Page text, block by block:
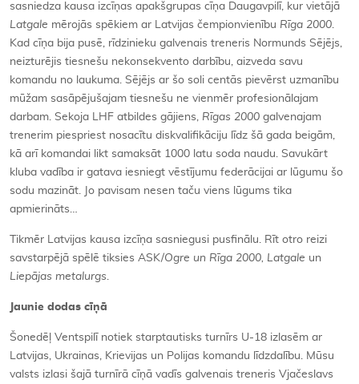
sasniedza kausa izcīņas apakšgrupas cīņa Daugavpilī, kur vietājā
Latgale mērojās spēkiem ar Latvijas čempionvienību Rīga 2000.
Kad cīņa bija pusē, rīdzinieku galvenais treneris Normunds Sējējs,
neizturējis tiesnešu nekonsekvento darbību, aizveda savu
komandu no laukuma. Sējējs ar šo soli centās pievērst uzmanību
mūžam sasāpējušajam tiesnešu ne vienmēr profesionālajam
darbam. Sekoja LHF atbildes gājiens, Rīgas 2000 galvenajam
trenerim piespriest nosacītu diskvalifikāciju līdz šā gada beigām,
kā arī komandai likt samaksāt 1000 latu soda naudu. Savukārt
kluba vadība ir gatava iesniegt vēstījumu federācijai ar lūgumu šo
sodu mazināt. Jo pavisam nesen taču viens lūgums tika
apmierināts…
Tikmēr Latvijas kausa izcīņa sasniegusi pusfinālu. Rīt otro reizi
savstarpējā spēlē tiksies ASK/Ogre un Rīga 2000, Latgale un
Liepājas metalurgs.
Jaunie dodas cīņā
Šonedēļ Ventspilī notiek starptautisks turnīrs U-18 izlasēm ar
Latvijas, Ukrainas, Krievijas un Polijas komandu līdzdalību. Mūsu
valsts izlasi šajā turnīrā cīņā vadīs galvenais treneris Vjačeslavs